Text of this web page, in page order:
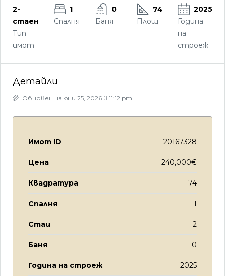
2-
стаен
Тип
имот
1
Спалня
0
Баня
74
Площ
2025
Година
на
строеж
Детайли
Обновен на юни 25, 2026 в 11:12 pm
Имот ID 20167328
Цена 240,000€
Квадратура 74
Спалня 1
Стаи 2
Баня 0
Година на строеж 2025